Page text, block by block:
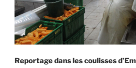
Reportage dans les coulisses